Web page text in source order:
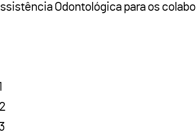
Odontológica para os